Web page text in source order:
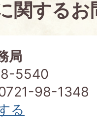
関する
局
5540
98-1348
る